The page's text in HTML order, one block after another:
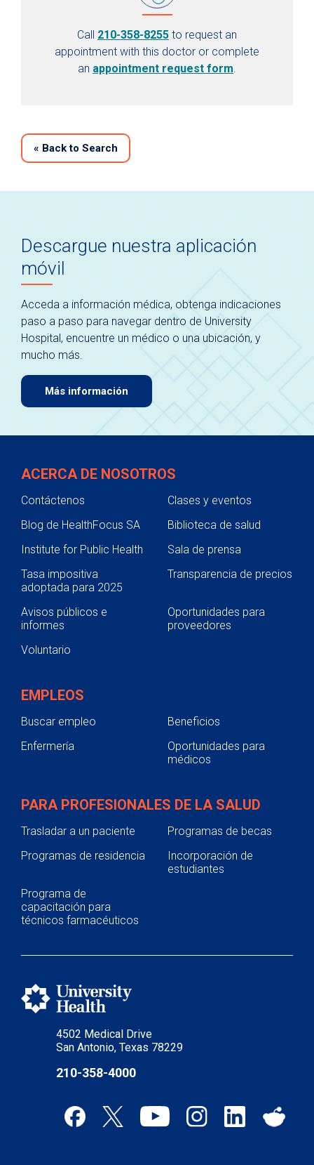
Call 210-358-8255 to request an
appointment with this doctor or complete
an appointment request form.
« Back to Search
Descargue nuestra aplicación
móvil
Acceda a información médica, obtenga indicaciones
paso a paso para navegar dentro de University
Hospital, encuentre un médico o una ubicación, y
mucho más.
Más información
4502 Medical Drive
San Antonio, Texas 78229
210-358-4000
ACERCA DE NOSOTROS
Contáctenos
Clases y eventos
Blog de HealthFocus SA
Biblioteca de salud
Institute for Public Health
Sala de prensa
Tasa impositiva
adoptada para 2025
Transparencia de precios
Avisos públicos e
informes
Oportunidades para
proveedores
Voluntario
EMPLEOS
Buscar empleo
Beneficios
Enfermería
Oportunidades para
médicos
PARA PROFESIONALES DE LA SALUD
Trasladar a un paciente
Programas de becas
Programas de residencia
Incorporación de
estudiantes
Programa de
capacitación para
técnicos farmacéuticos